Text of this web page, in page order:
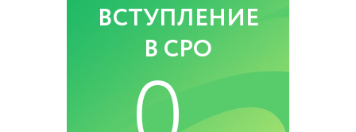
ВСТУПЛЕНИЕ
В СРО